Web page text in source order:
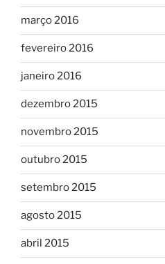
março 2016
fevereiro 2016
janeiro 2016
dezembro 2015
novembro 2015
outubro 2015
setembro 2015
agosto 2015
abril 2015